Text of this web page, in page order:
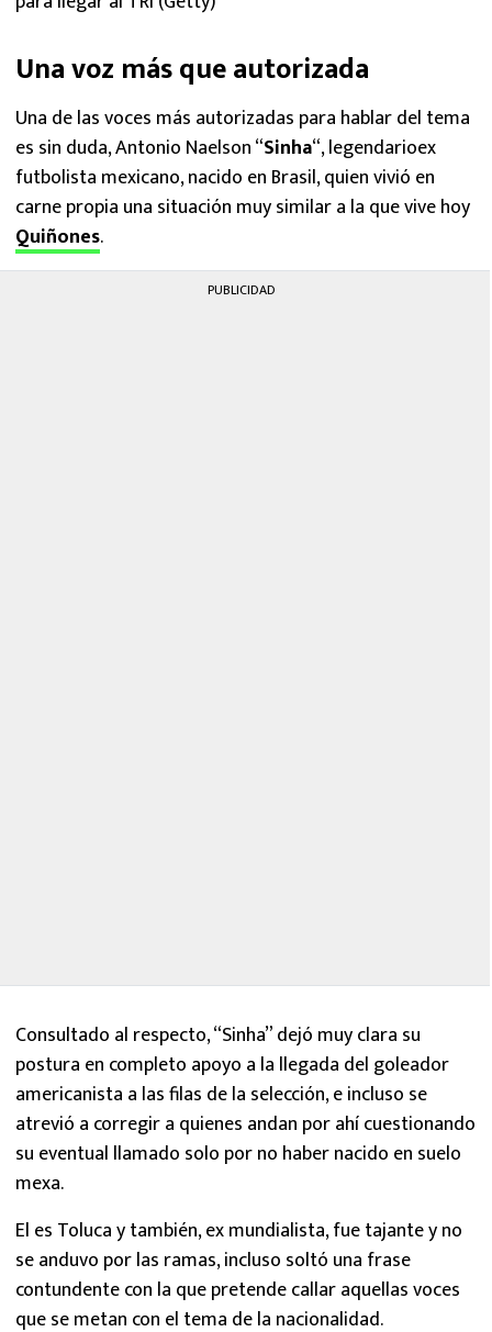
Una voz más que autorizada
Una de las voces más autorizadas para hablar del tema
es sin duda, Antonio Naelson “Sinha“, legendarioex
futbolista mexicano, nacido en Brasil, quien vivió en
carne propia una situación muy similar a la que vive hoy
Quiñones.
PUBLICIDAD
Consultado al respecto, “Sinha” dejó muy clara su
postura en completo apoyo a la llegada del goleador
americanista a las filas de la selección, e incluso se
atrevió a corregir a quienes andan por ahí cuestionando
su eventual llamado solo por no haber nacido en suelo
mexa.
El es Toluca y también, ex mundialista, fue tajante y no
se anduvo por las ramas, incluso soltó una frase
contundente con la que pretende callar aquellas voces
que se metan con el tema de la nacionalidad.